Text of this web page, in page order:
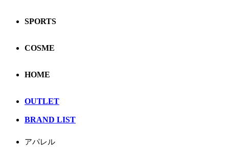
SPORTS
COSME
HOME
OUTLET
BRAND LIST
アパレル